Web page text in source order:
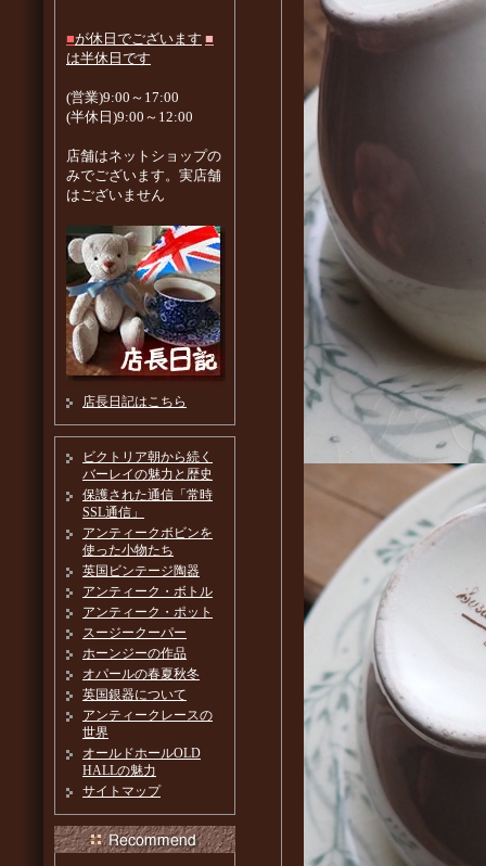
■が休日でございます ■
は半休日です
(営業)9:00～17:00
(半休日)9:00～12:00
店舗はネットショップの
みでございます。実店舗
はございません
店長日記はこちら
ビクトリア朝から続く
バーレイの魅力と歴史
保護された通信「常時
SSL通信」
アンティークボビンを
使った小物たち
英国ビンテージ陶器
アンティーク・ボトル
アンティーク・ポット
スージークーパー
ホーンジーの作品
オパールの春夏秋冬
英国銀器について
アンティークレースの
世界
オールドホールOLD
HALLの魅力
サイトマップ